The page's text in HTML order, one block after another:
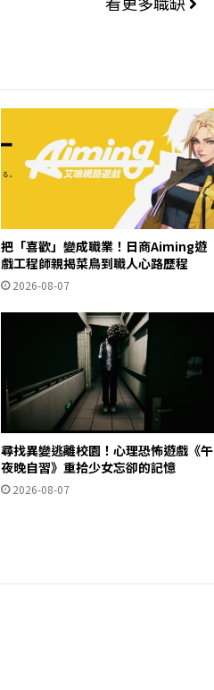
把「喜歡」變成職業！日商Aiming遊
戲工程師親揭菜鳥到職人心路歷程
2026-08-07
尋找異變逃離校園！心理恐怖遊戲《午
夜晚自習》重拾少女忘卻的記憶
2026-08-07